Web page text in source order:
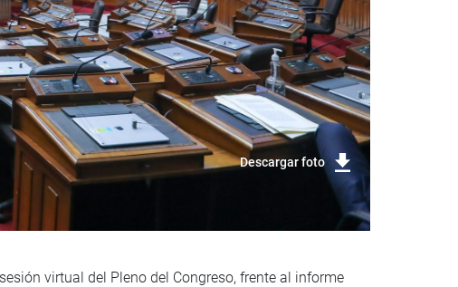
Descargar foto
virtual del Pleno del Congreso, frente al informe